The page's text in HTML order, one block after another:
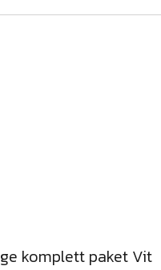
komplett paket Vit